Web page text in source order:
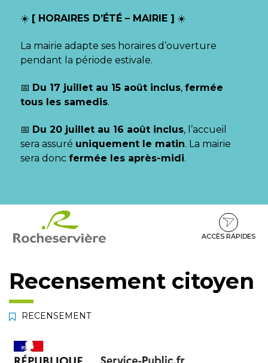
☀️ [ HORAIRES D’ÉTÉ – MAIRIE ] ☀️
La mairie adapte ses horaires d’ouverture
pendant la période estivale.
📅 Du 17 juillet au 15 août inclus, fermée
tous les samedis.
📅 Du 20 juillet au 16 août inclus, l’accueil
sera assuré uniquement le matin. La mairie
sera donc fermée les après-midi.
contenu
pied
ACCÈS RAPIDES
Recensement citoyen
RECENSEMENT